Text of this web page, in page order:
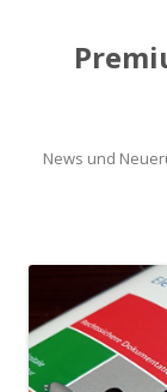
News und